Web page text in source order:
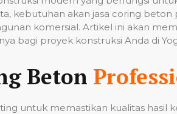
kebutuhan akan jasa coring
komersial. Artikel ini akan
bagi proyek konstruksi Anda di
Beton
untuk memastikan kualitas hasil